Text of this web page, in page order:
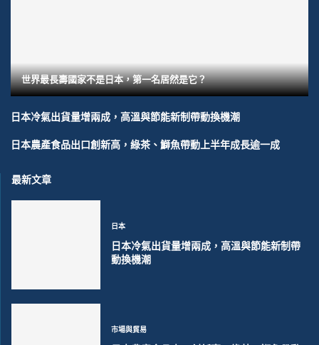
世界最長壽國家不是日本，第一名居然是它？
日本冷氣出貨量增兩成，高溫與節能新制帶動換機潮
日本農產食品出口創新高，綠茶、鰤魚帶動上半年成長逾一成
最新文章
日本
日本冷氣出貨量增兩成，高溫與節能新制帶
動換機潮
市場與貿易